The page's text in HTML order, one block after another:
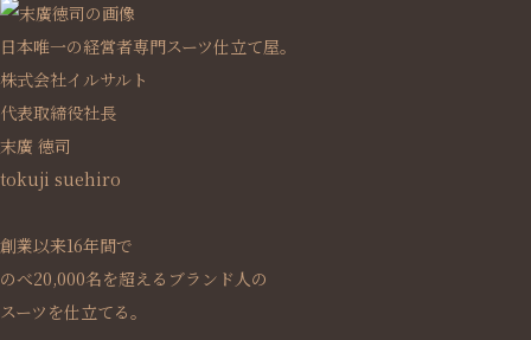
日本唯一の経営者専門スーツ仕立て屋。
株式会社イルサルト
代表取締役社長
末廣 徳司
tokuji suehiro
創業以来16年間で
のべ20,000名を超えるブランド人の
スーツを仕立てる。